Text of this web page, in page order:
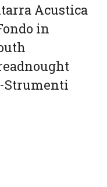
Acustica
in
-Strumenti